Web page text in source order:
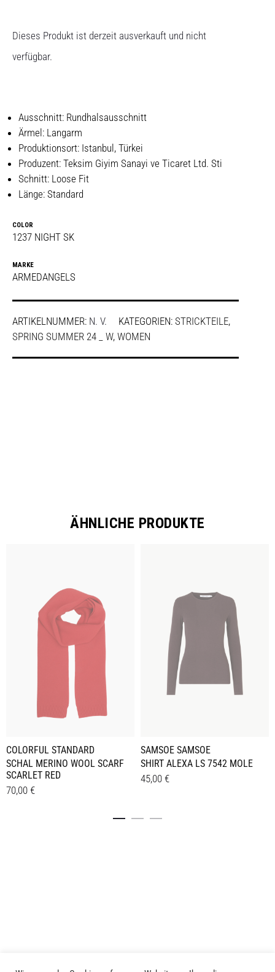
Dieses Produkt ist derzeit ausverkauft und nicht
verfügbar.
Ausschnitt: Rundhalsausschnitt
Ärmel: Langarm
Produktionsort: Istanbul, Türkei
Produzent: Teksim Giyim Sanayi ve Ticaret Ltd. Sti
Schnitt: Loose Fit
Länge: Standard
COLOR
1237 NIGHT SK
MARKE
ARMEDANGELS
ARTIKELNUMMER: N. V. KATEGORIEN: STRICKTEILE,
SPRING SUMMER 24 _ W, WOMEN
ÄHNLICHE PRODUKTE
COLORFUL STANDARD
SCHAL MERINO WOOL SCARF
SCARLET RED
70,00 €
SAMSOE SAMSOE
SHIRT ALEXA LS 7542 MOLE
45,00 €